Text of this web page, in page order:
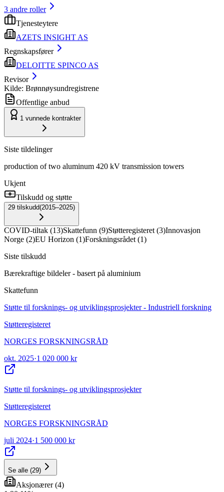
3 andre roller
Tjenesteytere
AZETS INSIGHT AS
Regnskapsfører
DELOITTE SPINCO AS
Revisor
Kilde: Brønnøysundregistrene
Offentlige anbud
1 vunnede kontrakter
Siste tildelinger
production of two aluminum 420 kV transmission towers
Ukjent
Tilskudd og støtte
29 tilskudd(2015–2025)
COVID-tiltak (13)Skattefunn (9)Støtteregisteret (3)Innovasjon
Norge (2)EU Horizon (1)Forskningsrådet (1)
Siste tilskudd
Bærekraftige bildeler - basert på aluminium
Skattefunn
Støtte til forsknings- og utviklingsprosjekter - Industriell forskning
Støtteregisteret
NORGES FORSKNINGSRÅD
okt. 2025·1 020 000 kr
Støtte til forsknings- og utviklingsprosjekter
Støtteregisteret
NORGES FORSKNINGSRÅD
juli 2024·1 500 000 kr
Se alle (29)
Aksjonærer(4)